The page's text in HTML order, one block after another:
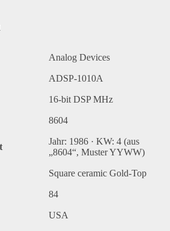
Analog Devices
ADSP-1010A
16-bit DSP MHz
8604
Jahr: 1986 · KW: 4 (aus
„8604“, Muster YYWW)
Square ceramic Gold-Top
84
USA